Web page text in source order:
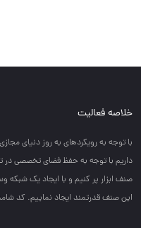
خلاصه فعالیت
با توجه به رويكردهاي به روز دنياي
داريم با توجه به حفظ فضاي تخصصي در
صنف ابزار پر كنيم و با ايجاد يك شبكه
اين صنف قدرتمند ايجاد نماييم. کد شامد: 1-1-756538-